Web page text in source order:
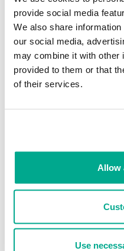
provide social media
We also share
our social media,
may combine it with other
provided to them or that
of their services.
Allow
Use
Trojan-
Spy.AndroidOS.SmsEye.b
Trojan-
Banker.AndroidOS.Agent.lw
Trojan-
Trojan-
Dropper.AndroidOS.Hqwar.hc
Trojan-
Spy.AndroidOS.SmsThief.de
Trojan.AndroidOS.Hiddapp.bn